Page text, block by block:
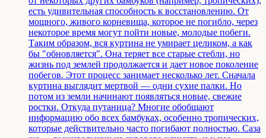
есть удивительная способность к восстановлению. От
мощного, живого корневища, которое не погибло, через
некоторое время могут пойти новые, молодые побеги.
Таким образом, вся куртина не умирает целиком, а как
бы "обновляется". Она теряет все старые стебли, но
жизнь под землей продолжается и дает новое поколение
побегов. Этот процесс занимает несколько лет. Сначала
куртина выглядит мертвой — одни сухие палки. Но
потом из земли начинают появляться новые, свежие
ростки. Откуда путаница? Многие обобщают
информацию обо всех бамбуках, особенно тропических,
которые действительно часто погибают полностью. Саза